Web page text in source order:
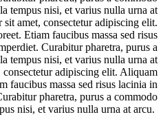
tempus nisi, et varius nulla urna at
amet, consectetur adipiscing elit.
Etiam faucibus massa sed risus
Curabitur pharetra, purus a
tempus nisi, et varius nulla urna at
adipiscing elit. Aliquam
faucibus massa sed risus lacinia in
pharetra, purus a commodo
nisi, et varius nulla urna at arcu.